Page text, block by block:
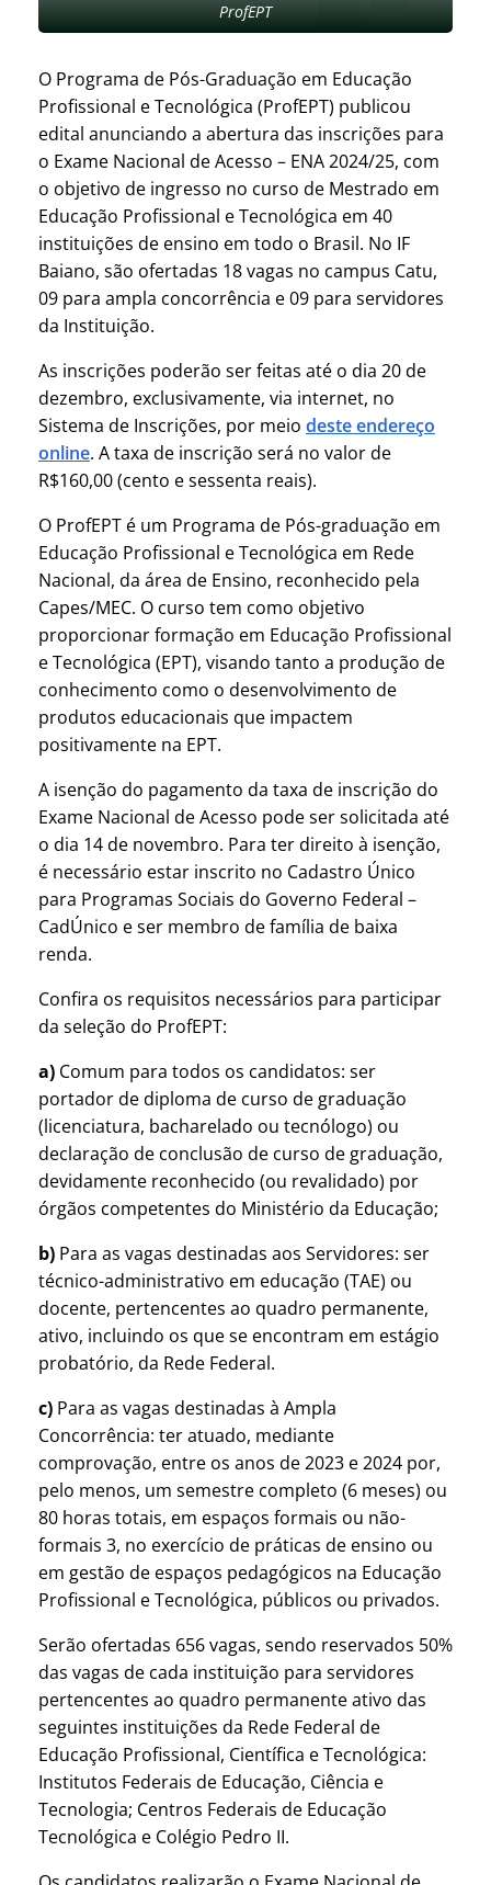
ProfEPT
O Programa de Pós-Graduação em Educação
Profissional e Tecnológica (ProfEPT) publicou
edital anunciando a abertura das inscrições para
o Exame Nacional de Acesso – ENA 2024/25, com
o objetivo de ingresso no curso de Mestrado em
Educação Profissional e Tecnológica em 40
instituições de ensino em todo o Brasil. No IF
Baiano, são ofertadas 18 vagas no campus Catu,
09 para ampla concorrência e 09 para servidores
da Instituição.
As inscrições poderão ser feitas até o dia 20 de
dezembro, exclusivamente, via internet, no
Sistema de Inscrições, por meio deste endereço
online. A taxa de inscrição será no valor de
R$160,00 (cento e sessenta reais).
O ProfEPT é um Programa de Pós-graduação em
Educação Profissional e Tecnológica em Rede
Nacional, da área de Ensino, reconhecido pela
Capes/MEC. O curso tem como objetivo
proporcionar formação em Educação Profissional
e Tecnológica (EPT), visando tanto a produção de
conhecimento como o desenvolvimento de
produtos educacionais que impactem
positivamente na EPT.
A isenção do pagamento da taxa de inscrição do
Exame Nacional de Acesso pode ser solicitada até
o dia 14 de novembro. Para ter direito à isenção,
é necessário estar inscrito no Cadastro Único
para Programas Sociais do Governo Federal –
CadÚnico e ser membro de família de baixa
renda.
Confira os requisitos necessários para participar
da seleção do ProfEPT:
a) Comum para todos os candidatos: ser
portador de diploma de curso de graduação
(licenciatura, bacharelado ou tecnólogo) ou
declaração de conclusão de curso de graduação,
devidamente reconhecido (ou revalidado) por
órgãos competentes do Ministério da Educação;
b) Para as vagas destinadas aos Servidores: ser
técnico-administrativo em educação (TAE) ou
docente, pertencentes ao quadro permanente,
ativo, incluindo os que se encontram em estágio
probatório, da Rede Federal.
c) Para as vagas destinadas à Ampla
Concorrência: ter atuado, mediante
comprovação, entre os anos de 2023 e 2024 por,
pelo menos, um semestre completo (6 meses) ou
80 horas totais, em espaços formais ou não-
formais 3, no exercício de práticas de ensino ou
em gestão de espaços pedagógicos na Educação
Profissional e Tecnológica, públicos ou privados.
Serão ofertadas 656 vagas, sendo reservados 50%
das vagas de cada instituição para servidores
pertencentes ao quadro permanente ativo das
seguintes instituições da Rede Federal de
Educação Profissional, Científica e Tecnológica:
Institutos Federais de Educação, Ciência e
Tecnologia; Centros Federais de Educação
Tecnológica e Colégio Pedro II.